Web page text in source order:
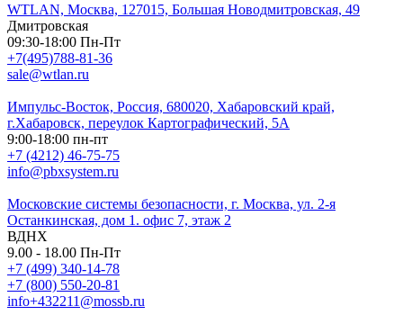
WTLAN, Москва, 127015, Большая Новодмитровская, 49
Дмитровская
09:30-18:00 Пн-Пт
+7(495)788-81-36
sale@wtlan.ru
Импульс-Восток, Россия, 680020, Хабаровский край,
г.Хабаровск, переулок Картографический, 5А
9:00-18:00 пн-пт
+7 (4212) 46-75-75
info@pbxsystem.ru
Московские системы безопасности, г. Москва, ул. 2-я
Останкинская, дом 1. офис 7, этаж 2
ВДНХ
9.00 - 18.00 Пн-Пт
+7 (499) 340-14-78
+7 (800) 550-20-81
info+432211@mossb.ru